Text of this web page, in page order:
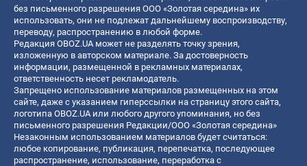
без письменного разрешения ООО «Золотая середина» их
использовать, они не подлежат дальнейшему воспроизводству,
переводу, распространению в любой форме.
Редакция OBOZ.UA может не разделять точку зрения,
изложенную в авторском материале. За достоверность
информации, размещенной в рекламных материалах,
ответственность несет рекламодатель.
Запрещено использование материалов размещенных на этом
сайте, даже с указанием гиперссылки на страницу этого сайта,
логотипа OBOZ.UA или любого другого упоминания, но без
письменного разрешения Редакции/ООО «Золотая середина»
Незаконным использованием материалов будет считаться:
любое копирование, публикация, перепечатка, последующее
распространение, использование, переработка с